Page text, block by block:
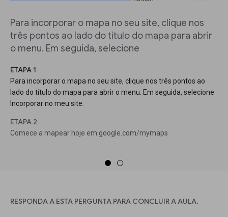
Para incorporar o mapa no seu site, clique nos
três pontos ao lado do título do mapa para abrir
o menu. Em seguida, selecione
ETAPA 1
Para incorporar o mapa no seu site, clique nos três pontos ao
lado do título do mapa para abrir o menu. Em seguida, selecione
Incorporar no meu site.
ETAPA 2
Comece a mapear hoje em google.com/mymaps
RESPONDA A ESTA PERGUNTA PARA CONCLUIR A AULA.